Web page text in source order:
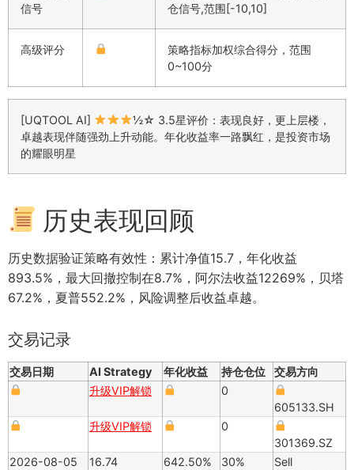
信号
仓信号,范围[-10,10]
高级评分
策略指标加权综合得分，范围
0~100分
[UQTOOL AI]
½☆ 3.5星评价：表现良好，更上层楼，
卓越表现伴随强劲上升动能。年化收益率一路飘红，是投资市场
的耀眼明星
历史表现回顾
历史数据验证策略有效性：累计净值15.7，年化收益
893.5%，最大回撤控制在8.7%，阿尔法收益12269%，贝塔
67.2%，夏普552.2%，风险调整后收益卓越。
交易记录
交易日期 AI Strategy 年化收益 持仓仓位
交易方向
升级VIP解锁
0
605133.SH
升级VIP解锁
0
301369.SZ
2026-08-05
16.74 642.50% 30%
Sell